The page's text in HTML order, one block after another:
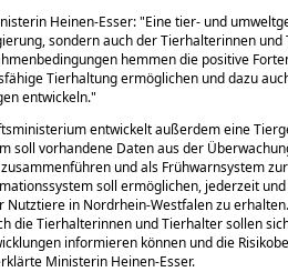
Heinen-Esser: Eine tier- und
sondern auch der Tierhalterinnen
hemmen die positive
Tierhaltung ermöglichen und dazu
entwickeln.
entwickelt außerdem eine
soll vorhandene Daten aus der
und als Frühwarnsystem
soll ermöglichen, jederzeit
Nutztiere in Nordrhein-Westfalen zu
die Tierhalterinnen und Tierhalter sollen
informieren können und die
Ministerin Heinen-Esser.